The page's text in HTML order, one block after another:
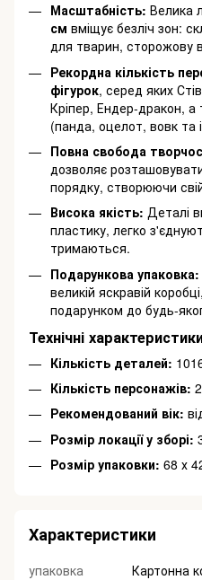
Масштабність: Велика
см вміщує безліч зон:
для тварин, сторожову
Рекордна кількість
фігурок, серед яких
Кріпер, Ендер-дракон, а
(панда, оцелот, вовк та
Повна свобода
дозволяє
порядку, створюючи
Висока якість: Деталі
пластику, легко
тримаються.
Подарункова упаковка:
великій яскравій
подарунком до будь-
Технічні
Кількість деталей:
Кількість персонажів:
Рекомендований вік:
Розмір локації у зборі:
Розмір упаковки: 68 х
Характеристики
упаковка
Картонна